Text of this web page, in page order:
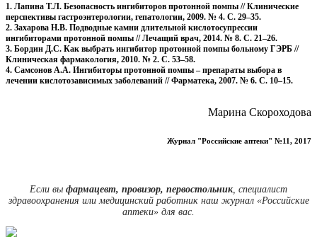
1. Лапина Т.Л. Безопасность ингибиторов протонной помпы // Клинические
перспективы гастроэнтерологии, гепатологии, 2009. № 4. С. 29–35.
2. Захарова Н.В. Подводные камни длительной кислотосупрессии
ингибиторами протонной помпы // Лечащий врач, 2014. № 8. С. 21–26.
3. Бордин Д.С. Как выбрать ингибитор протонной помпы больному ГЭРБ //
Клиническая фармакология, 2010. № 2. С. 53–58.
4. Самсонов А.А. Ингибиторы протонной помпы – препараты выбора в
лечении кислотозависимых заболеваний // Фарматека, 2007. № 6. С. 10–15.
Марина Скороходова
Журнал "Российские аптеки" №11, 2017
Если вы фармацевт, провизор, первостольник, специалист
здравоохранения или медицинский работник наш журнал «Российские
аптеки» для вас.